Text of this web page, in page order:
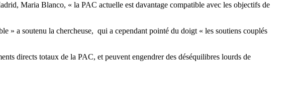
Maria Blanco, « la PAC actuelle est davantage compatible avec les objectifs de
» a soutenu la chercheuse, qui a cependant pointé du doigt « les soutiens couplés
directs totaux de la PAC, et peuvent engendrer des déséquilibres lourds de